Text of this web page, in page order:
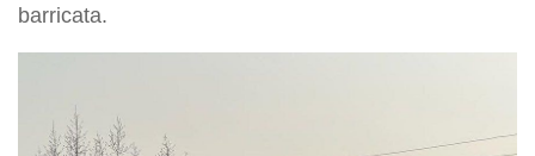
barricata.